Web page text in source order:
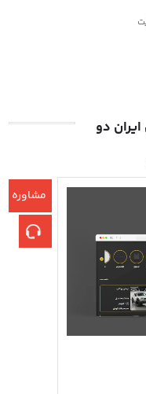
دو
مشاوره